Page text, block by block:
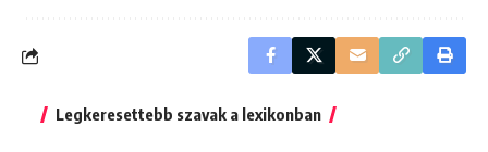
Legkeresettebb szavak a lexikonban